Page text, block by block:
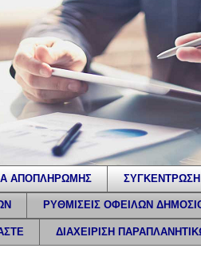
ΑΠΟΠΛΗΡΩΜΗΣ
ΡΥΘΜΙΣΕΙΣ ΟΦΕΙΛΩΝ
ΔΙΑΧΕΙΡΙΣΗ